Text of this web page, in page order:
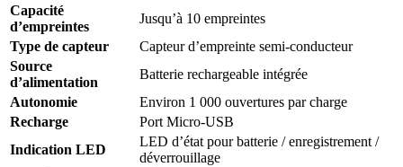
Capacité
d’empreintes
Jusqu’à 10 empreintes
Type de capteur
Capteur d’empreinte semi-conducteur
Source
d’alimentation
Batterie rechargeable intégrée
Autonomie
Environ 1 000 ouvertures par charge
Recharge
Port Micro-USB
Indication LED
LED d’état pour batterie / enregistrement /
déverrouillage